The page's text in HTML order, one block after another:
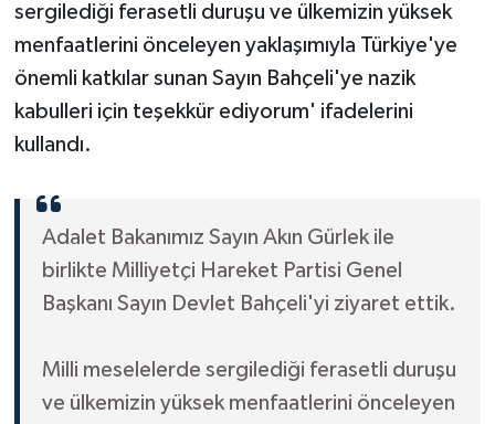
sergilediği ferasetli duruşu ve ülkemizin yüksek
menfaatlerini önceleyen yaklaşımıyla Türkiye'ye
önemli katkılar sunan Sayın Bahçeli'ye nazik
kabulleri için teşekkür ediyorum' ifadelerini
kullandı.
Adalet Bakanımız Sayın Akın Gürlek ile
birlikte Milliyetçi Hareket Partisi Genel
Başkanı Sayın Devlet Bahçeli'yi ziyaret ettik.
Milli meselelerde sergilediği ferasetli duruşu
ve ülkemizin yüksek menfaatlerini önceleyen